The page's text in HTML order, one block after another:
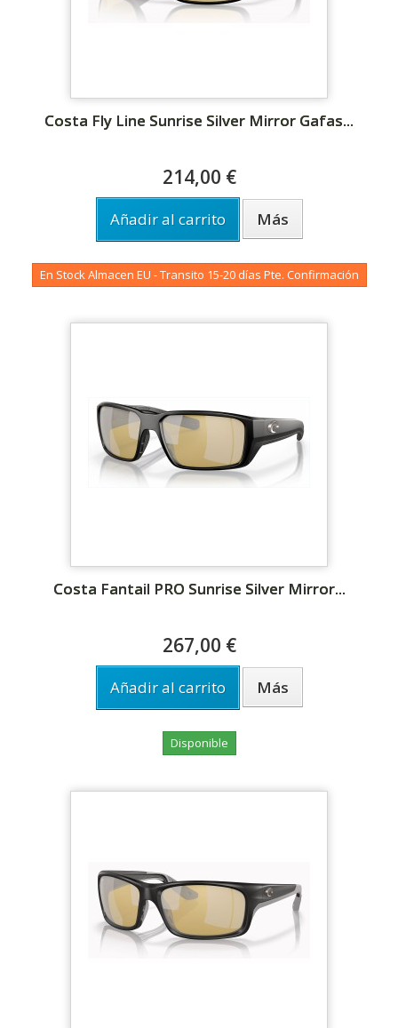
Costa Fly Line Sunrise Silver Mirror Gafas...
214,00 €
Añadir al carrito Más
En Stock Almacen EU - Transito 15-20 días Pte. Confirmación
Costa Fantail PRO Sunrise Silver Mirror...
267,00 €
Añadir al carrito Más
Disponible